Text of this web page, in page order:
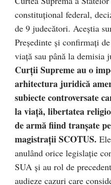
constituțional federal,
de 9 judecători. Aceștia
Președinte și confirmați
viață sau până la demisia
Curții Supreme au o
arhitectura juridică
subiecte controversate
la viață, libertatea
de armă fiind tranșate
magistrații SCOTUS.
anulând orice legislație
SUA și au rol de
audieze cazuri care